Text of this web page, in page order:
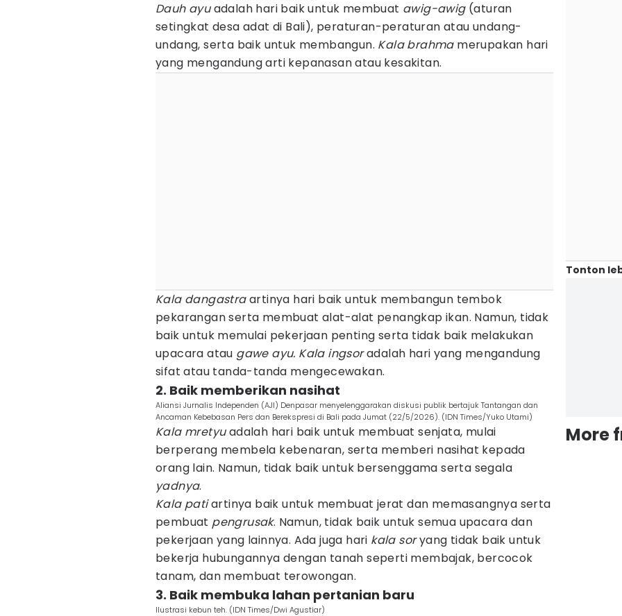
Dauh ayuadalah hari baik untuk membuat awig-awig (aturan
setingkat desa adat di Bali), peraturan-peraturan atau undang-
undang, serta baik untuk membangun. Kala brahmamerupakan hari
yang mengandung arti kepanasan atau kesakitan.
Kala dangastraartinya hari baik untuk membangun tembok
pekarangan serta membuat alat-alat penangkap ikan. Namun, tidak
baik untuk memulai pekerjaan penting serta tidak baik melakukan
upacara atau gawe ayu. Kala ingsoradalah hari yang mengandung
sifat atau tanda-tanda mengecewakan.
2. Baik memberikan nasihat
Aliansi Jurnalis Independen (AJI) Denpasar menyelenggarakan diskusi publik bertajuk Tantangan dan
Ancaman Kebebasan Pers dan Berekspresi di Bali pada Jumat (22/5/2026). (IDN Times/Yuko Utami)
Kala mretyuadalah hari baik untuk membuat senjata, mulai
berperang membela kebenaran, serta memberi nasihat kepada
orang lain. Namun, tidak baik untuk bersenggama serta segala
yadnya.
Kala patiartinya baik untuk membuat jerat dan memasangnya serta
pembuat pengrusak. Namun, tidak baik untuk semua upacara dan
pekerjaan yang lainnya. Ada juga hari kala soryang tidak baik untuk
bekerja hubungannya dengan tanah seperti membajak, bercocok
tanam, dan membuat terowongan.
3. Baik membuka lahan pertanian baru
Ilustrasi kebun teh. (IDN Times/Dwi Agustiar)
Tonton
More